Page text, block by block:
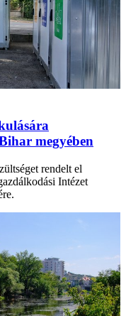
megyében
rendelt el
Intézet